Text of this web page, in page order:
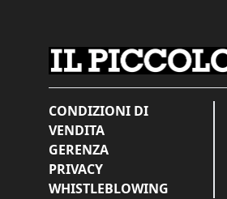
CONDIZIONI DI
VENDITA
GERENZA
PRIVACY
WHISTLEBLOWING